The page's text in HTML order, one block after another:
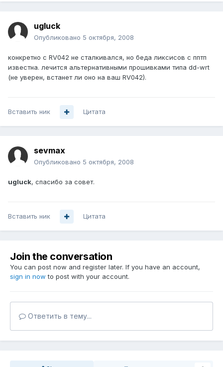
ugluck
Опубликовано 5 октября, 2008
конкретно с RV042 не сталкивался, но беда ликсисов с пптп
известна. лечится альтернативными прошивками типа dd-wrt
(не уверен, встанет ли оно на ваш RV042).
Вставить ник Цитата
sevmax
Опубликовано 5 октября, 2008
ugluck, спасибо за совет.
Вставить ник Цитата
Join the conversation
You can post now and register later. If you have an account,
sign in now to post with your account.
Ответить в тему...